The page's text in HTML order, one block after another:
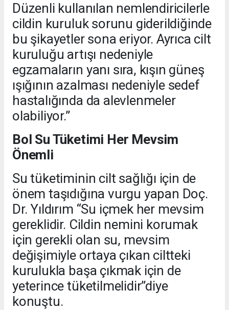
Düzenli kullanılan nemlendiricilerle
cildin kuruluk sorunu giderildiğinde
bu şikayetler sona eriyor. Ayrıca cilt
kuruluğu artışı nedeniyle
egzamaların yanı sıra, kışın güneş
ışığının azalması nedeniyle sedef
hastalığında da alevlenmeler
olabiliyor.”
Bol Su Tüketimi Her Mevsim
Önemli
Su tüketiminin cilt sağlığı için de
önem taşıdığına vurgu yapan Doç.
Dr. Yıldırım “Su içmek her mevsim
gereklidir. Cildin nemini korumak
için gerekli olan su, mevsim
değişimiyle ortaya çıkan ciltteki
kurulukla başa çıkmak için de
yeterince tüketilmelidir”diye
konuştu.